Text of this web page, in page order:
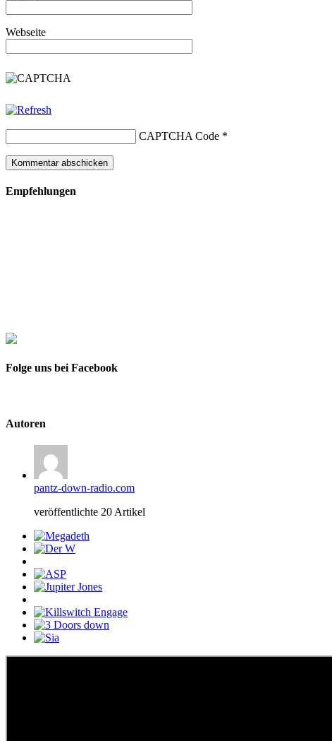
Webseite
CAPTCHA Code *
Empfehlungen
Folge uns bei Facebook
Autoren
pantz-down-radio.com
veröffentlichte 20 Artikel